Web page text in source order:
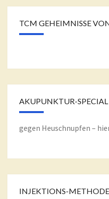
TCM GEHEIMNISSE
AKUPUNKTUR-SPECIAL
gegen Heuschnupfen –
INJEKTIONS-